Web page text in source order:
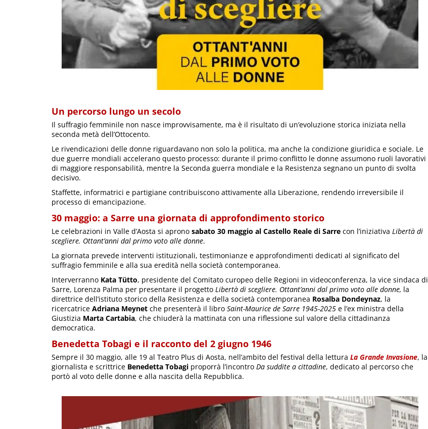
Un percorso lungo un secolo
Il suffragio femminile non nasce improvvisamente, ma è il risultato di un’evoluzione storica iniziata nella
seconda metà dell’Ottocento.
Le rivendicazioni delle donne riguardavano non solo la politica, ma anche la condizione giuridica e sociale. Le
due guerre mondiali accelerano questo processo: durante il primo conflitto le donne assumono ruoli lavorativi
di maggiore responsabilità, mentre la Seconda guerra mondiale e la Resistenza segnano un punto di svolta
decisivo.
Staffette, informatrici e partigiane contribuiscono attivamente alla Liberazione, rendendo irreversibile il
processo di emancipazione.
30 maggio: a Sarre una giornata di approfondimento storico
Le celebrazioni in Valle d’Aosta si aprono sabato 30 maggio al Castello Reale di Sarre con l’iniziativa Libertà di
scegliere. Ottant’anni dal primo voto alle donne.
La giornata prevede interventi istituzionali, testimonianze e approfondimenti dedicati al significato del
suffragio femminile e alla sua eredità nella società contemporanea.
Interverranno Kata Tütto, presidente del Comitato curopeo delle Regioni in videoconferenza, la vice sindaca di
Sarre, Lorenza Palma per presentare il progetto Libertà di scegliere. Ottant’anni dal primo voto alle donne, la
direttrice dell’istituto storico della Resistenza e della società contemporanea Rosalba Dondeynaz, la
ricercatrice Adriana Meynet che presenterà il libro Saint-Maurice de Sarre 1945-2025 e l’ex ministra della
Giustizia Marta Cartabia, che chiuderà la mattinata con una riflessione sul valore della cittadinanza
democratica.
Benedetta Tobagi e il racconto del 2 giugno 1946
Sempre il 30 maggio, alle 19 al Teatro Plus di Aosta, nell’ambito del festival della lettura La Grande Invasione, la
giornalista e scrittrice Benedetta Tobagi proporrà l’incontro Da suddite a cittadine, dedicato al percorso che
portò al voto delle donne e alla nascita della Repubblica.